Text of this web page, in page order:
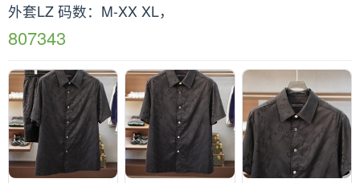
外套LZ 码数：M-XX XL，
807343